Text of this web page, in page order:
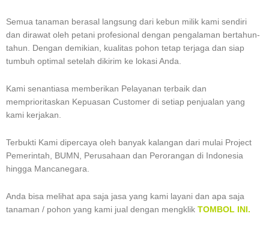
Semua tanaman berasal langsung dari kebun milik kami sendiri
dan dirawat oleh petani profesional dengan pengalaman bertahun-
tahun. Dengan demikian, kualitas pohon tetap terjaga dan siap
tumbuh optimal setelah dikirim ke lokasi Anda.
Kami senantiasa memberikan Pelayanan terbaik dan
memprioritaskan Kepuasan Customer di setiap penjualan yang
kami kerjakan.
Terbukti Kami dipercaya oleh banyak kalangan dari mulai Project
Pemerintah, BUMN, Perusahaan dan Perorangan di Indonesia
hingga Mancanegara.
Anda bisa melihat apa saja jasa yang kami layani dan apa saja
tanaman / pohon yang kami jual dengan mengklik TOMBOL INI.